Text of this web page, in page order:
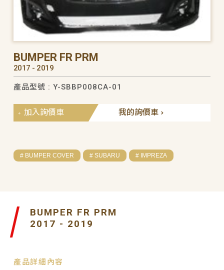
BUMPER FR PRM
2017 - 2019
產品型號 : Y-SBBP008CA-01
我的詢價車
加入詢價車
# BUMPER COVER # SUBARU # IMPREZA
BUMPER FR PRM
2017 - 2019
產品詳細內容